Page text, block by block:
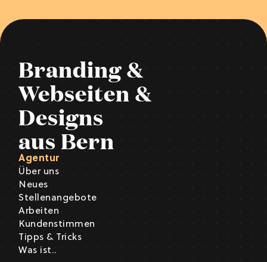
Branding &
Webseiten &
Designs
aus Bern
Agentur
Über uns
Neues
Stellenangebote
Arbeiten
Kundenstimmen
Tipps & Tricks
Was ist..